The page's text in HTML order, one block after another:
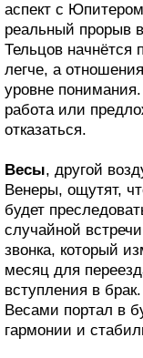
аспект с
реальный прорыв
Тельцов начнётся
легче, а
уровне
работа или
отказаться.
Весы, другой
Венеры, ощутят,
будет
случайной
звонка, который
месяц для
вступления в
Весами портал в
гармонии и